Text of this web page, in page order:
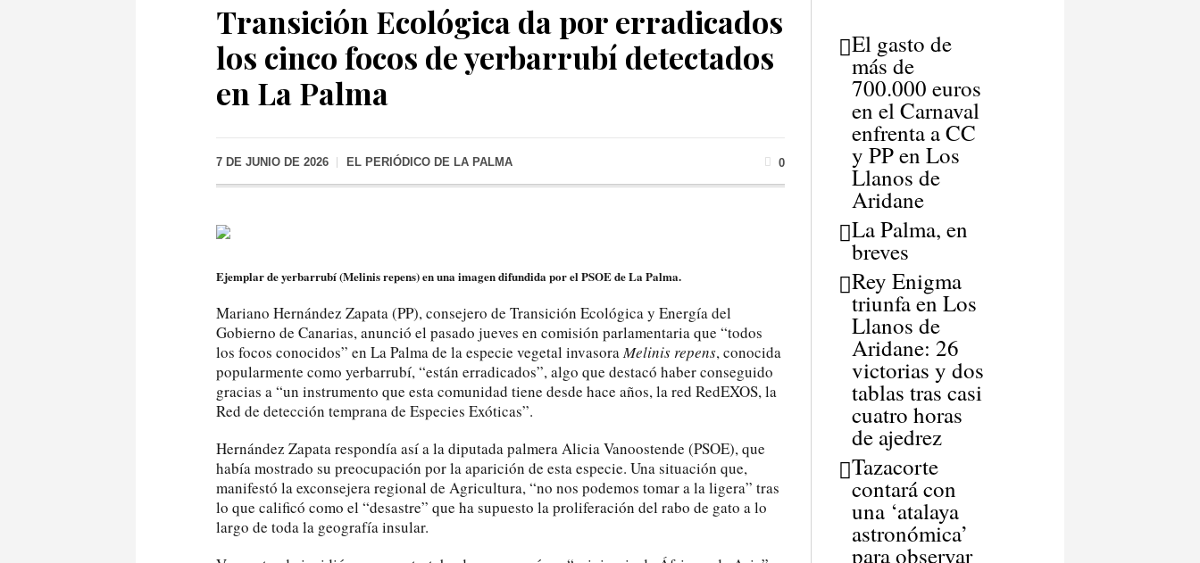
Transición Ecológica da por erradicados
los cinco focos de yerbarrubí detectados
en La Palma
7 DE JUNIO DE 2026 EL PERIÓDICO DE LA PALMA 0
Ejemplar de yerbarrubí (Melinis repens) en una imagen difundida por el PSOE de La Palma.
Mariano Hernández Zapata (PP), consejero de Transición Ecológica y Energía del
Gobierno de Canarias, anunció el pasado jueves en comisión parlamentaria que “todos
los focos conocidos” en La Palma de la especie vegetal invasoraMelinis repens, conocida
popularmente como yerbarrubí, “están erradicados”, algo que destacó haber conseguido
gracias a “un instrumento que esta comunidad tiene desde hace años, la red RedEXOS, la
Red de detección temprana de Especies Exóticas”.
Hernández Zapata respondía así a la diputada palmera Alicia Vanoostende (PSOE), que
había mostrado su preocupación por la aparición de esta especie. Una situación que,
manifestó la exconsejera regional de Agricultura, “no nos podemos tomar a la ligera” tras
lo que calificó como el “desastre” que ha supuesto la proliferación del rabo de gato a lo
largo de toda la geografía insular.
El gasto de
más de
700.000 euros
en el Carnaval
enfrenta a CC
y PP en Los
Llanos de
Aridane
La Palma, en
breves
Rey Enigma
triunfa en Los
Llanos de
Aridane: 26
victorias y dos
tablas tras casi
cuatro horas
de ajedrez
Tazacorte
contará con
una ‘atalaya
astronómica’
para observar